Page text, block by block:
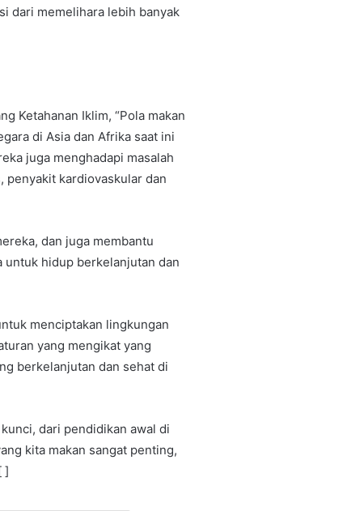
dari memelihara lebih banyak
Ketahanan Iklim, “Pola makan
di Asia dan Afrika saat ini
juga menghadapi masalah
penyakit kardiovaskular dan
dan juga membantu
untuk hidup berkelanjutan dan
menciptakan lingkungan
yang mengikat yang
berkelanjutan dan sehat di
dari pendidikan awal di
kita makan sangat penting,
]